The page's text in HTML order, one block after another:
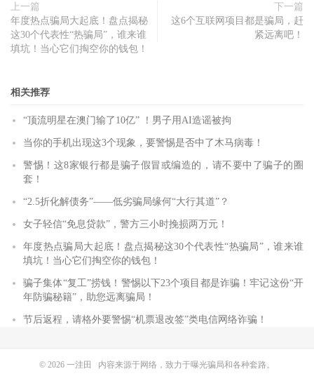
上一篇
年度热点骗局大起底！盘点揭秘
这30个代表性“热骗局”，谁来谁
填坑！当心它们掏空你的钱包！
下一篇
这6个互联网项目都是骗局，赶
紧远离吧！
相关推荐
“顶流明星在澳门输了10亿” ！男子用AI造谣被拘
当你的手机出现这3个现象，要警惕是否中了木马病毒！
警惕！这8家银行都是骗子假冒或编造的，请不要中了骗子的圈
套！
“2.5折化解债务”——低劣骗局缘何“大行其道”？
女子轻信“免息贷款”，警方三小时挽损两万元！
年度热点骗局大起底！盘点揭秘这30个代表性“热骗局”，谁来谁
填坑！当心它们掏空你的钱包！
骗子集体“复工”捞钱！警惕以下23个项目都是诈骗！牢记这份“开
年防骗秘籍”，助您远离骗局！
节后返程，请格外要警惕“机票退改签”类电信网络诈骗！
© 2026 一洼田 内容来源于网络，致力于曝光骗局和各种套路。